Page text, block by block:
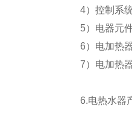
4）控制系
5）电器元
6）电加热
7）电加热
6.电热水器